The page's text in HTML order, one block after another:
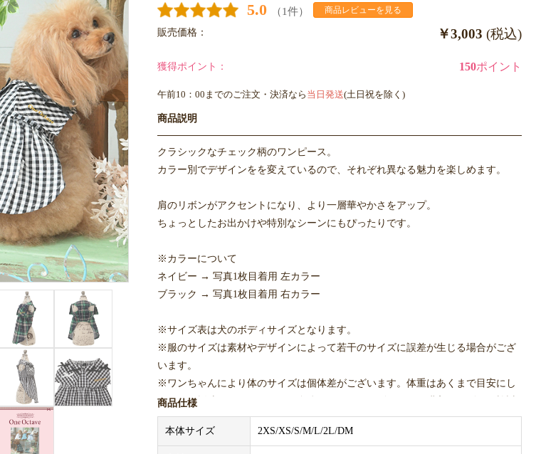
5.0 （1件） 商品レビューを見る
販売価格： ￥3,003 (税込)
獲得ポイント： 150ポイント
午前10：00までのご注文・決済なら 当日発送(土日祝を除く)
商品説明
クラシックなチェック柄のワンピース。
カラー別でデザインをを変えているので、それぞれ異なる魅力を楽しめます。
肩のリボンがアクセントになり、より一層華やかさをアップ。
ちょっとしたお出かけや特別なシーンにもぴったりです。
※カラーについて
ネイビー → 写真1枚目着用 左カラー
ブラック → 写真1枚目着用 右カラー
※サイズ表は犬のボディサイズとなります。
※服のサイズは素材やデザインによって若干のサイズに誤差が生じる場合がござ
います。
※ワンちゃんにより体のサイズは個体差がございます。体重はあくまで目安にし
て頂き、採寸頂いたワンちゃん自体のボディサイズを元に、購入サイズをご検討
ください。
※着用写真は実際の色合いと異なる場合がございます。
商品仕様
本体サイズ 2XS/XS/S/M/L/2L/DM